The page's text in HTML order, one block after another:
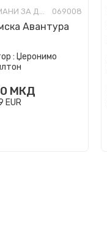
РОМАНИ ЗА ДЕЦА 069008
Авантура
: Џеронимо
МКД
EUR